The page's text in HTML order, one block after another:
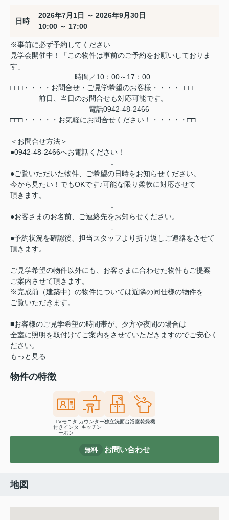
日時
2026年7月1日 ～ 2026年9月30日
10:00 ～ 17:00
※事前に必ず予約してください
見学会開催中！「この物件は事前のご予約をお願いしておりま
す」
時間／10：00～17：00
□□□・・・・お問合せ・ご見学希望のお客様・・・・□□□
前日、当日のお問合せも対応可能です。
電話0942-48-2466
□□□・・・・・お気軽にお問合せください！・・・・・□□
＜お問合せ方法＞
●0942-48-2466へお電話ください！
↓
●ご覧いただいた物件、ご希望の日時をお知らせください。
今から見たい！でもOKです♪可能な限り柔軟に対応させて
頂きます。
↓
●お客さまのお名前、ご連絡先をお知らせください。
↓
●予約状況を確認後、担当スタッフより折り返しご連絡をさせて
頂きます。
ご見学希望の物件以外にも、お客さまに合わせた物件もご提案
ご案内させて頂きます。
※完成前（建築中）の物件については近隣の同仕様の物件を
ご覧いただきます。
■お客様のご見学希望の時間帯が、夕方や夜間の場合は
全室に照明を取付けてご案内をさせていただきますのでご安心く
ださい。
もっと見る
物件の特徴
TVモニタ
付きインタ
ーホン
カウンター
キッチン
独立洗面台浴室乾燥機
無料 お問い合わせ
地図